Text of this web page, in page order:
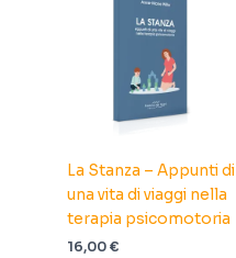
La Stanza – Appunti di
una vita di viaggi nella
terapia psicomotoria
16,00€